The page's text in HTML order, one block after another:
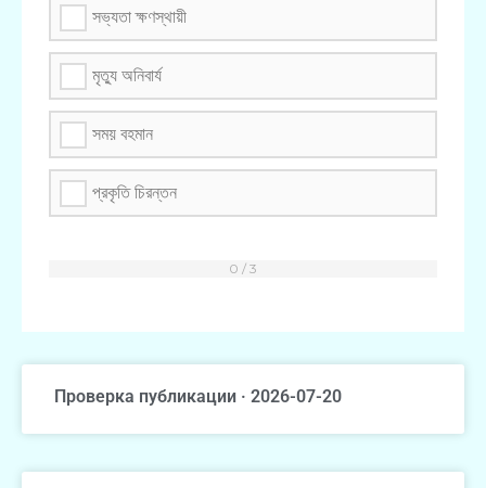
সভ্যতা ক্ষণস্থায়ী
মৃত্যু অনিবার্য
সময় বহমান
প্রকৃতি চিরন্তন
Проверка публикации · 2026-07-20